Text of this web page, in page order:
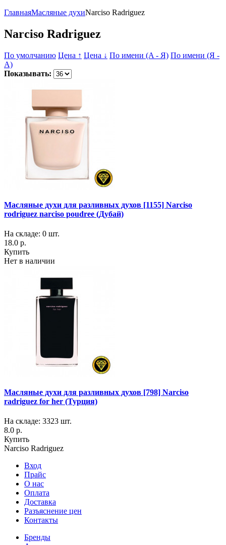
ГлавнаяМасляные духиNarciso Radriguez
Narciso Radriguez
По умолчанию Цена ↑ Цена ↓ По имени (A - Я) По имени (Я -
A)
Показывать:
Масляные духи для разливных духов [1155] Narciso
rodriguez narciso poudree (Дубай)
На складе: 0 шт.
18.0 р.
Купить
Нет в наличии
Масляные духи для разливных духов [798] Narciso
radriguez for her (Турция)
На складе: 3323 шт.
8.0 р.
Купить
Narciso Radriguez
Вход
Прайс
О нас
Оплата
Доставка
Разъяснение цен
Контакты
Бренды